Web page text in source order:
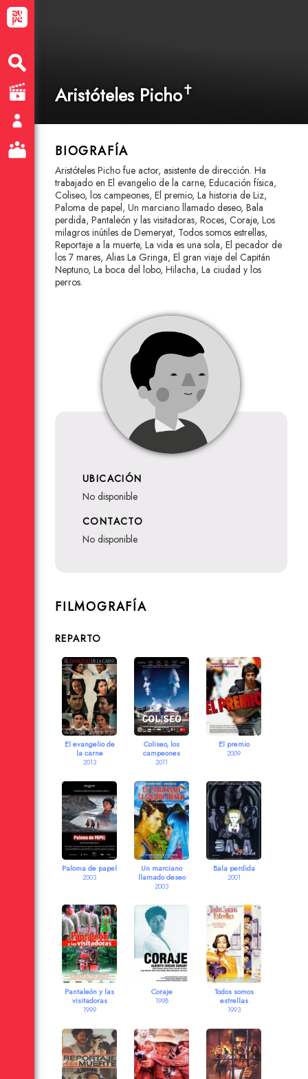
Aristóteles Picho✝
BIOGRAFÍA
Aristóteles Picho fue actor, asistente de dirección. Ha
trabajado en El evangelio de la carne, Educación física,
Coliseo, los campeones, El premio, La historia de Liz,
Paloma de papel, Un marciano llamado deseo, Bala
perdida, Pantaleón y las visitadoras, Roces, Coraje, Los
milagros inútiles de Demeryat, Todos somos estrellas,
Reportaje a la muerte, La vida es una sola, El pecador de
los 7 mares, Alias La Gringa, El gran viaje del Capitán
Neptuno, La boca del lobo, Hilacha, La ciudad y los
perros.
UBICACIÓN
no disponible
CONTACTO
no disponible
FILMOGRAFÍA
REPARTO
El evangelio de
la carne
2013
Coliseo, los
campeones
2011
El premio
2009
Paloma de papel
2003
Un marciano
llamado deseo
2003
Bala perdida
2001
Pantaleón y las
visitadoras
1999
Coraje
1998
Todos somos
estrellas
1993